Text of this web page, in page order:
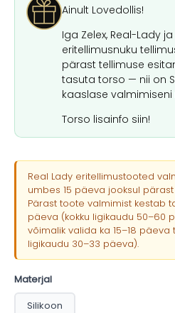
Ainult Lovedollis!
Iga Zelex, Real-Lady
eritellimusnuku
pärast tellimuse
tasuta torso — nii on
kaaslase
Torso lisainfo siin!
Real Lady eritellimustooted
umbes 15 päeva jooksul
Pärast toote valmimist kestab
päeva (kokku ligikaudu 50–60
võimalik valida ka 15–18 päeva
ligikaudu 30–33 päeva).
Materjal
Silikoon